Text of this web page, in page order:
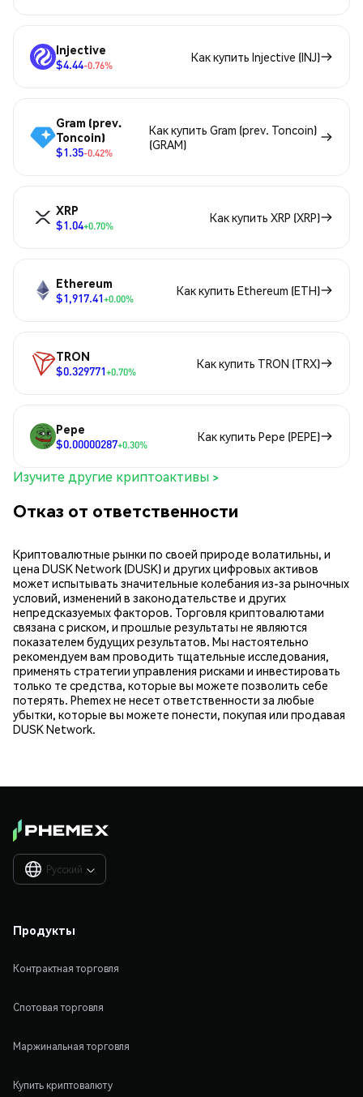
Injective
$4.44-0.76%
Как купить Injective (INJ)
Gram (prev.
Toncoin)
$1.35-0.42%
Как купить Gram (prev. Toncoin)
(GRAM)
XRP
$1.04+0.70%
Как купить XRP (XRP)
Ethereum
$1,917.41+0.00%
Как купить Ethereum (ETH)
TRON
$0.329771+0.70%
Как купить TRON (TRX)
Pepe
$0.00000287+0.30%
Как купить Pepe (PEPE)
Изучите другие криптоактивы >
Отказ от ответственности
Криптовалютные рынки по своей природе волатильны, и
цена DUSK Network (DUSK) и других цифровых активов
может испытывать значительные колебания из-за рыночных
условий, изменений в законодательстве и других
непредсказуемых факторов. Торговля криптовалютами
связана с риском, и прошлые результаты не являются
показателем будущих результатов. Мы настоятельно
рекомендуем вам проводить тщательные исследования,
применять стратегии управления рисками и инвестировать
только те средства, которые вы можете позволить себе
потерять. Phemex не несет ответственности за любые
убытки, которые вы можете понести, покупая или продавая
DUSK Network.
Русский 
Продукты
Контрактная торговля
Спотовая торговля
Маржинальная торговля
Купить криптовалюту